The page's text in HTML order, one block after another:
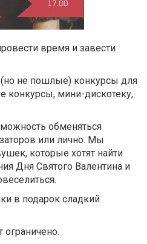
время и завести
не пошлые) конкурсы для
конкурсы, мини-дискотеку,
обменяться
или лично. Мы
которые хотят найти
Дня Святого Валентина и
в подарок сладкий
ограничено.